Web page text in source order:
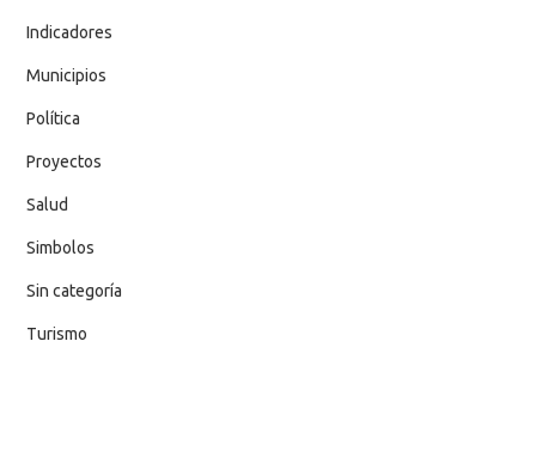
Indicadores
Municipios
Política
Proyectos
Salud
Simbolos
Sin categoría
Turismo